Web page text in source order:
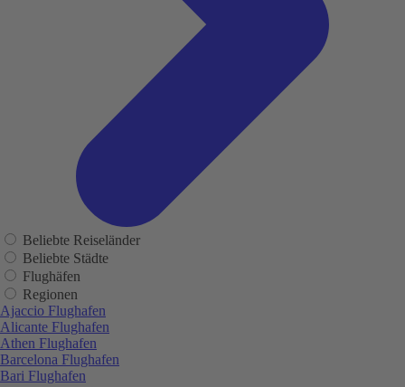
Beliebte Reiseländer
Beliebte Städte
Flughäfen
Regionen
Ajaccio Flughafen
Alicante Flughafen
Athen Flughafen
Barcelona Flughafen
Bari Flughafen